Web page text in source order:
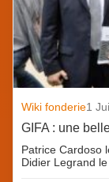
Wiki fonderie1
GIFA : une
Patrice Cardoso
Didier Legrand